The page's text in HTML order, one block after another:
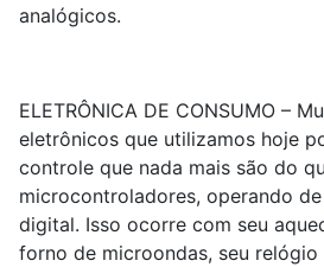
analógicos.
ELETRÔNICA DE CONSUMO –
eletrônicos que utilizamos hoje
controle que nada mais são do
microcontroladores, operando
digital. Isso ocorre com seu
forno de microondas, seu